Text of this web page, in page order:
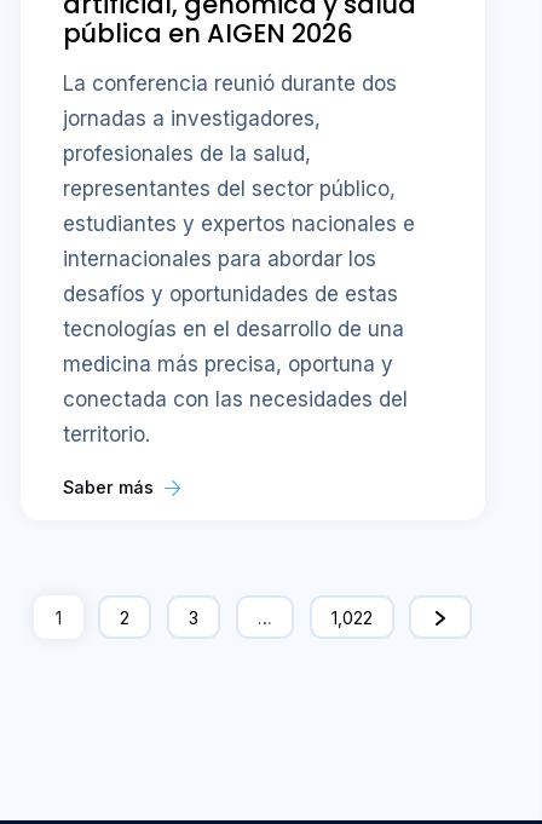
pública en AIGEN 2026
La conferencia reunió durante dos
jornadas a investigadores,
profesionales de la salud,
representantes del sector público,
estudiantes y expertos nacionales e
internacionales para abordar los
desafíos y oportunidades de estas
tecnologías en el desarrollo de una
medicina más precisa, oportuna y
conectada con las necesidades del
territorio.
Saber más
1 2 3 … 1,022